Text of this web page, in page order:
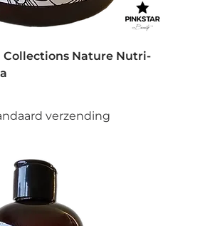
Collections Nature Nutri-
verzending